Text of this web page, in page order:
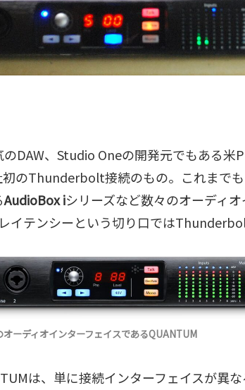
のDAW、Studio Oneの開発元でもある米
初のThunderbolt接続のもの。これまで
AudioBox iシリーズなど数々のオーディ
イテンシーという切り口では
ーディオインターフェイスであるQUANTUM
は、単に接続インターフェイスが異